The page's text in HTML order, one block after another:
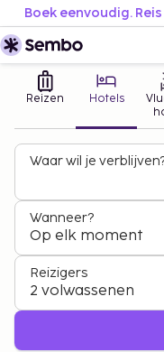
Boek eenvoudig.
Reizen Hotels
Waar wil je
Wanneer?
Op elk moment
Reizigers
2 volwassenen